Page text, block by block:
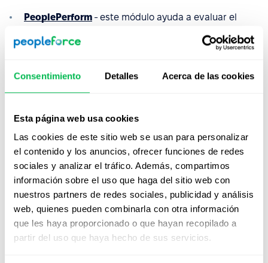
Consentimiento Detalles Acerca de las cookies
Esta página web usa cookies
Las cookies de este sitio web se usan para personalizar
el contenido y los anuncios, ofrecer funciones de redes
sociales y analizar el tráfico. Además, compartimos
información sobre el uso que haga del sitio web con
nuestros partners de redes sociales, publicidad y análisis
web, quienes pueden combinarla con otra información
que les haya proporcionado o que hayan recopilado a
partir del uso que haya hecho de sus servicios.
PeoplePerform - este módulo ayuda a evaluar el
KPI's, reuniones 1 a 1, feedback de 360 grados.
desempeño, establecer y evaluar objetivos para
resultados para que el equipo sea más eficiente y
exitoso.
PeopleTime- este módulo permite realizar un
seguimiento del tiempo de cada empleado o
proyecto y llevar un control de la eficiencia.
PeopleDesk
- ayuda a gestionar todos los asuntos
relacionados con la organización o el trabajo con
Recursos Humanos, la gerencia u otros problemas,